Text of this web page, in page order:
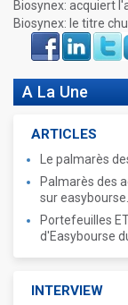
Biosynex: acquiert
Biosynex: le titre
Face
book
LinkIn Twitter
A La Une
ARTICLES
Le palmarès
Palmarès des
sur
Portefeuilles
d'Easybourse
INTERVIEW